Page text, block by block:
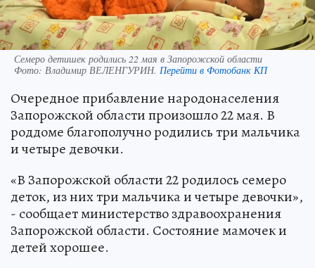
Семеро детишек родились 22 мая в Запорожской области
Фото: Владимир ВЕЛЕНГУРИН. Перейти в Фотобанк КП
Очередное прибавление народонаселения
Запорожской области произошло 22 мая. В
роддоме благополучно родились три мальчика
и четыре девочки.
«В Запорожской области 22 родилось семеро
деток, из них три мальчика и четыре девочки»,
- сообщает министерство здравоохранения
Запорожской области. Состояние мамочек и
детей хорошее.